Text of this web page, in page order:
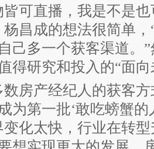
直播，我是不是也
杨昌成的想法很简单
己多一个获客渠道。
得研究和投入的“面
产经纪人的获客方
为第一批‘敢吃螃蟹的
变化太快，行业在转